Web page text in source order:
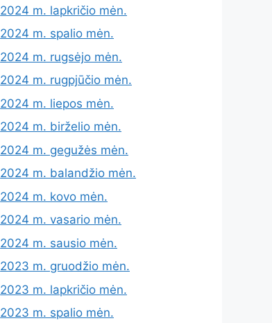
2024 m. lapkričio mėn.
2024 m. spalio mėn.
2024 m. rugsėjo mėn.
2024 m. rugpjūčio mėn.
2024 m. liepos mėn.
2024 m. birželio mėn.
2024 m. gegužės mėn.
2024 m. balandžio mėn.
2024 m. kovo mėn.
2024 m. vasario mėn.
2024 m. sausio mėn.
2023 m. gruodžio mėn.
2023 m. lapkričio mėn.
2023 m. spalio mėn.